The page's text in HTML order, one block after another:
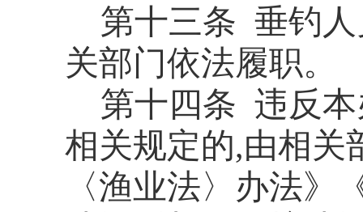
第十三条 垂钓
关部门依法履职。
第十四条 违反
相关规定的,由相关
〈渔业法〉办法》